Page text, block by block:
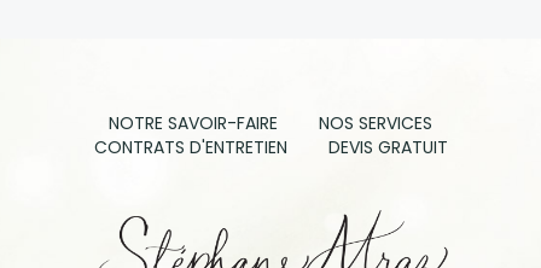
NOTRE SAVOIR-FAIRE
NOS SERVICES
CONTRATS D'ENTRETIEN
DEVIS GRATUIT